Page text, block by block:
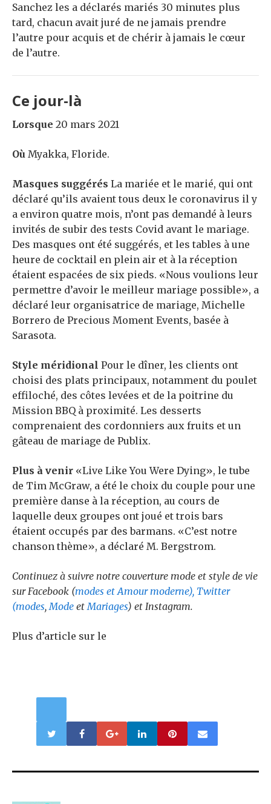
Sanchez les a déclarés mariés 30 minutes plus
tard, chacun avait juré de ne jamais prendre
l’autre pour acquis et de chérir à jamais le cœur
de l’autre.
Ce jour-là
Lorsque 20 mars 2021
Où Myakka, Floride.
Masques suggérés La mariée et le marié, qui ont
déclaré qu’ils avaient tous deux le coronavirus il y
a environ quatre mois, n’ont pas demandé à leurs
invités de subir des tests Covid avant le mariage.
Des masques ont été suggérés, et les tables à une
heure de cocktail en plein air et à la réception
étaient espacées de six pieds. «Nous voulions leur
permettre d’avoir le meilleur mariage possible», a
déclaré leur organisatrice de mariage, Michelle
Borrero de Precious Moment Events, basée à
Sarasota.
Style méridional Pour le dîner, les clients ont
choisi des plats principaux, notamment du poulet
effiloché, des côtes levées et de la poitrine du
Mission BBQ à proximité. Les desserts
comprenaient des cordonniers aux fruits et un
gâteau de mariage de Publix.
Plus à venir «Live Like You Were Dying», le tube
de Tim McGraw, a été le choix du couple pour une
première danse à la réception, au cours de
laquelle deux groupes ont joué et trois bars
étaient occupés par des barmans. «C’est notre
chanson thème», a déclaré M. Bergstrom.
Continuez à suivre notre couverture mode et style de vie
sur Facebook (modes etAmour moderne), Twitter
(modes,Mode etMariages) et Instagram.
Plus d’article sur le